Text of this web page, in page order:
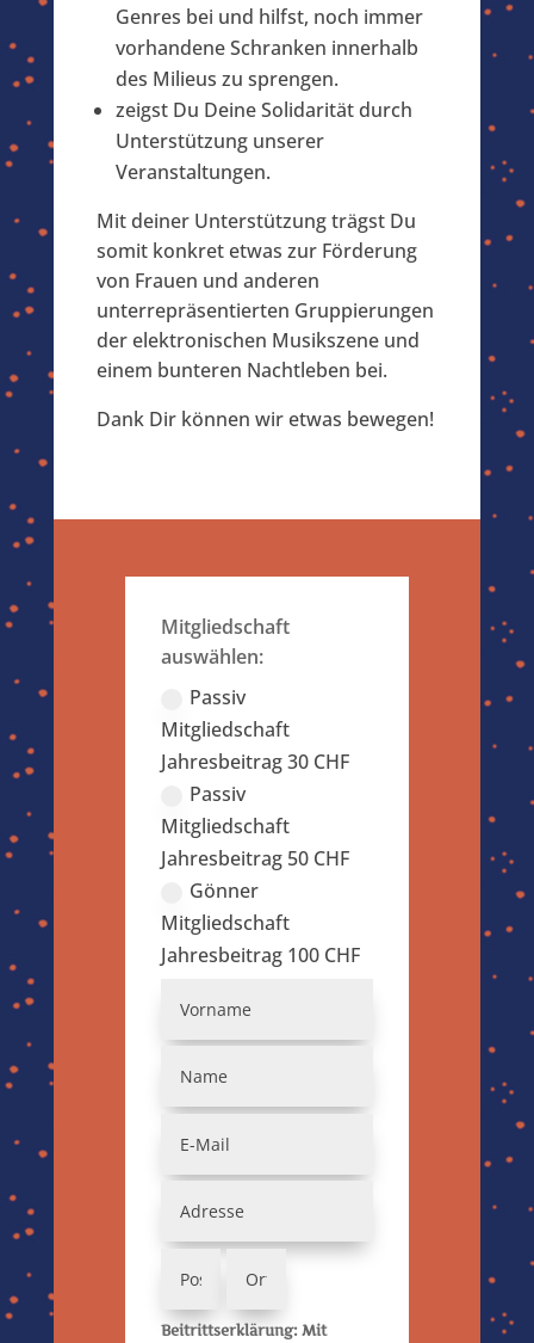
Genres bei und hilfst, noch immer
vorhandene Schranken innerhalb
des Milieus zu sprengen.
zeigst Du Deine Solidarität durch
Unterstützung unserer
Veranstaltungen.
Mit deiner Unterstützung trägst Du
somit konkret etwas zur Förderung
von Frauen und anderen
unterrepräsentierten Gruppierungen
der elektronischen Musikszene und
einem bunteren Nachtleben bei.
Dank Dir können wir etwas bewegen!
Mitgliedschaft
auswählen:
Passiv
Mitgliedschaft
Jahresbeitrag 30 CHF
Passiv
Mitgliedschaft
Jahresbeitrag 50 CHF
Gönner
Mitgliedschaft
Jahresbeitrag 100 CHF
Beitrittserklärung: Mit